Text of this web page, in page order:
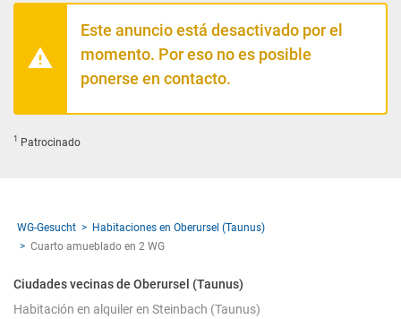
Este anuncio está desactivado por el
momento. Por eso no es posible
ponerse en contacto.
1 Patrocinado
WG-Gesucht
Habitaciones en Oberursel (Taunus)
Cuarto amueblado en 2 WG
Ciudades vecinas de Oberursel (Taunus)
Habitación en alquiler en Steinbach (Taunus)